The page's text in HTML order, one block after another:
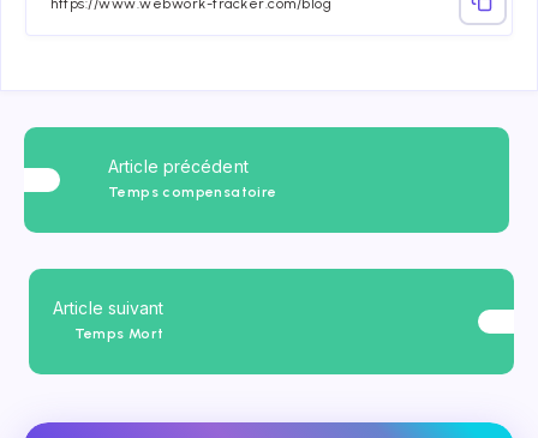
Article précédent
Temps compensatoire
Article suivant
Temps Mort